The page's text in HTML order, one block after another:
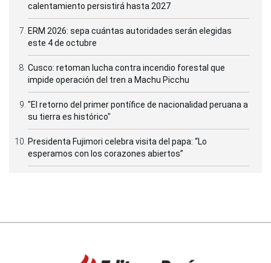
calentamiento persistirá hasta 2027
ERM 2026: sepa cuántas autoridades serán elegidas
este 4 de octubre
Cusco: retoman lucha contra incendio forestal que
impide operación del tren a Machu Picchu
"El retorno del primer pontífice de nacionalidad peruana a
su tierra es histórico"
Presidenta Fujimori celebra visita del papa: “Lo
esperamos con los corazones abiertos”